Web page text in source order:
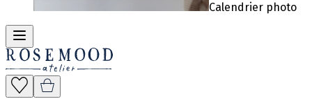
Calendrier photo